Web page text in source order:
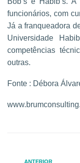
funcionários, com
Já a franqueadora
Universidade
competências
outras.
Fonte : Débora
ANTERIOR